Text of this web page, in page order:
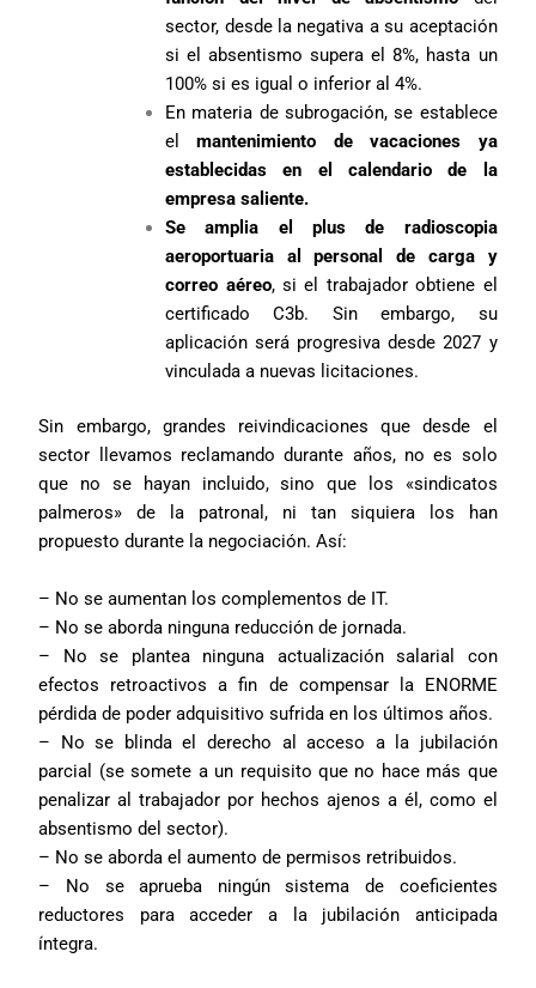
sector, desde la negativa a su aceptación
si el absentismo supera el 8%, hasta un
100% si es igual o inferior al 4%.
En materia de subrogación, se establece
elmantenimiento de vacaciones ya
establecidas en el calendario de la
empresa saliente.
Se amplia el plus de radioscopia
aeroportuaria al personal de carga y
correo aéreo, si el trabajador obtiene el
certificado C3b. Sin embargo, su
aplicación será progresiva desde 2027 y
vinculada a nuevas licitaciones.
Sin embargo, grandes reivindicaciones que desde el
sector llevamos reclamando durante años, no es solo
que no se hayan incluido, sino que los «sindicatos
palmeros» de la patronal, ni tan siquiera los han
propuesto durante la negociación. Así:
– No se aumentan los complementos de IT.
– No se aborda ninguna reducción de jornada.
– No se plantea ninguna actualización salarial con
efectos retroactivos a fin de compensar la ENORME
pérdida de poder adquisitivo sufrida en los últimos años.
– No se blinda el derecho al acceso a la jubilación
parcial (se somete a un requisito que no hace más que
penalizar al trabajador por hechos ajenos a él, como el
absentismo del sector).
– No se aborda el aumento de permisos retribuidos.
– No se aprueba ningún sistema de coeficientes
reductores para acceder a la jubilación anticipada
íntegra.